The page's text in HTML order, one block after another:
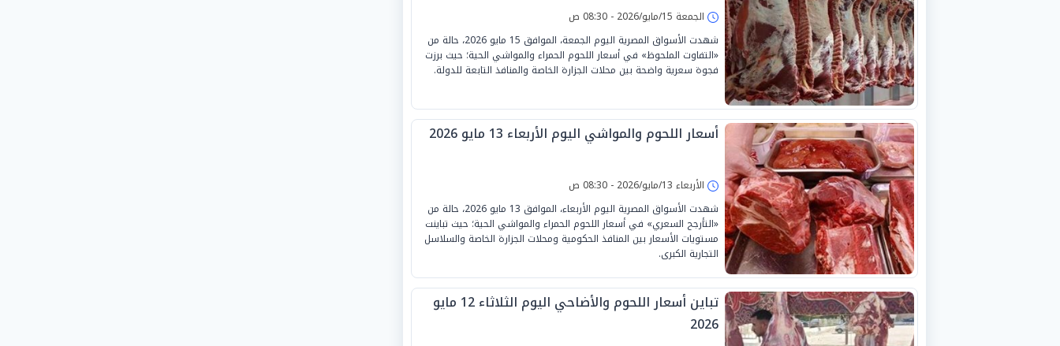
الجمعة 15/مايو/2026 - 08:30 ص
شهدت الأسواق المصرية اليوم الجمعة، الموافق 15 مايو 2026، حالة من
«التفاوت الملحوظ» في أسعار اللحوم الحمراء والمواشي الحية؛ حيث برزت
فجوة سعرية واضحة بين محلات الجزارة الخاصة والمنافذ التابعة للدولة.
أسعار اللحوم والمواشي اليوم الأربعاء 13 مايو 2026
الأربعاء 13/مايو/2026 - 08:30 ص
شهدت الأسواق المصرية اليوم الأربعاء، الموافق 13 مايو 2026، حالة من
«التأرجح السعري» في أسعار اللحوم الحمراء والمواشي الحية؛ حيث تباينت
مستويات الأسعار بين المنافذ الحكومية ومحلات الجزارة الخاصة والسلاسل
التجارية الكبرى.
تباين أسعار اللحوم والأضاحي اليوم الثلاثاء 12 مايو
2026